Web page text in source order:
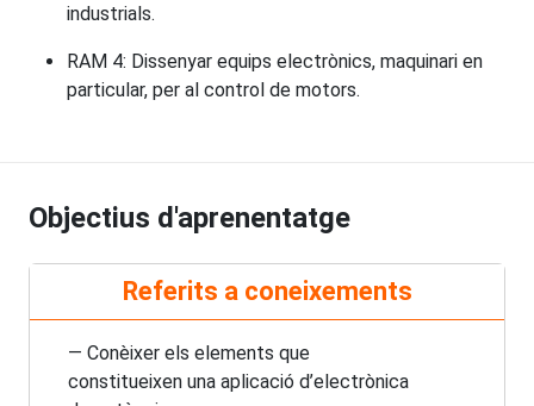
industrials.
RAM 4: Dissenyar equips electrònics, maquinari en
particular, per al control de motors.
Objectius d'aprenentatge
Referits a coneixements
— Conèixer els elements que
constitueixen una aplicació d’electrònica